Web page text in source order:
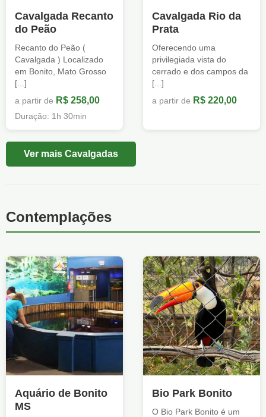
Cavalgada Recanto
do Peão
Recanto do Peão (
Cavalgada ) Localizado
em Bonito, Mato Grosso
[...]
a partir de R$ 258,00
Duração: 1h 30min
Cavalgada Rio da
Prata
Oferecendo uma
privilegiada vista do
cerrado e dos campos da
[...]
a partir de R$ 220,00
Ver mais Cavalgadas
Contemplações
Aquário de Bonito
MS
Bio Park Bonito
O Bio Park Bonito é um